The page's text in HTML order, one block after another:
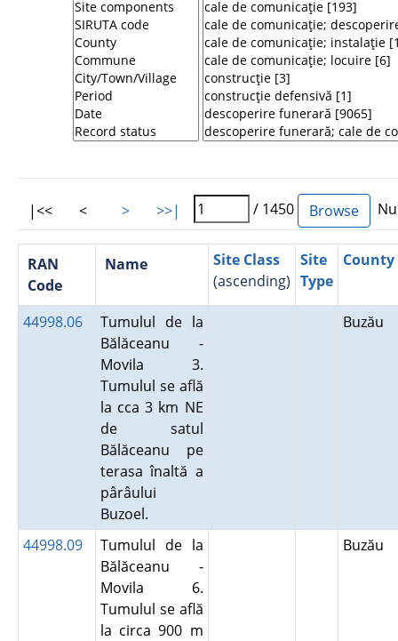
|<< < > >>| / 1450
RAN
Code
Name
Site Class
(ascending)
Site
Type
County
44998.06
Tumulul de la
Bălăceanu -
Movila 3.
Tumulul se află
la cca 3 km NE
de satul
Bălăceanu pe
terasa înaltă a
pârâului
Buzoel.
Buzău
44998.09
Tumulul de la
Bălăceanu -
Movila 6.
Tumulul se află
la circa 900 m
Buzău